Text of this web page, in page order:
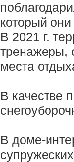
который
В 2021 г.
тренажеры,
места
В качестве
В доме-